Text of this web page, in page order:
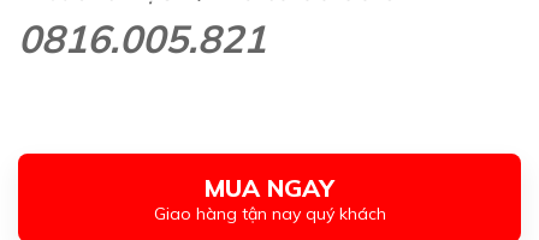
0816.005.821
MUA NGAY
Giao hàng tận nay quý khách